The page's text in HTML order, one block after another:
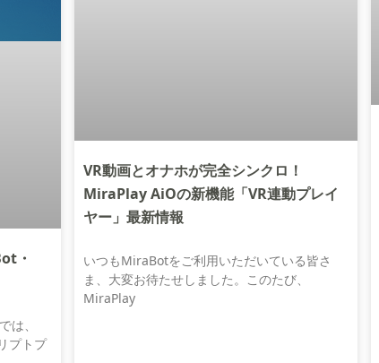
・
は、
プトプ
VR動画とオナホが完全シンクロ！
MiraPlay AiOの新機能「VR連動プレイ
ヤー」最新情報
いつもMiraBotをご利用いただいている皆さ
ま、大変お待たせしました。このたび、
MiraPlay